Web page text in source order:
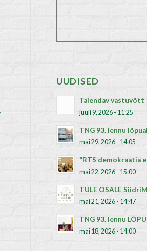
UUDISED
Täiendav vastuvõtt
juuli 9, 2026 - 11:25
TNG 93. lennu
mai 29, 2026 - 14:05
“RTS demokraatia
mai 22, 2026 - 15:00
TULE OSALE
mai 21, 2026 - 14:47
TNG 93. lennu
mai 18, 2026 - 14:00